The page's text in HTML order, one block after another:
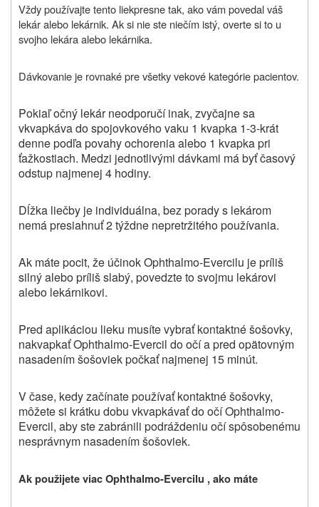
Vždypoužívajtetento liekpresne tak, ako vám povedal váš
lekáralebo lekárnik. Ak si nie ste niečím istý, overte si to u
svojho lekára alebo lekárnika.
Dávkovanie je rovnaké pre všetky vekové kategórie pacientov.
Pokiaľ očný lekár neodporučí inak, zvyčajne sa
vkvapkáva do spojovkového vaku 1 kvapka 1-3-krát
denne podľa povahy ochorenia alebo 1 kvapka pri
ťažkostiach. Medzi jednotlivými dávkami má byť časový
odstup najmenej 4 hodiny.
Dĺžka liečby je individuálna, bez porady s lekárom
nemá presiahnuť 2 týždne nepretržitého používania.
Ak máte pocit, že účinok Ophthalmo-Evercilu je príliš
silný alebo príliš slabý, povedzte to svojmu lekárovi
alebo lekárnikovi.
Pred aplikáciou lieku musíte vybrať kontaktné šošovky,
nakvapkať Ophthalmo-Evercil do očí a pred opätovným
nasadením šošoviek počkať najmenej 15 minút.
V čase, kedy začínate používať kontaktné šošovky,
môžete si krátku dobu vkvapkávať do očí Ophthalmo-
Evercil, aby ste zabránili podráždeniu očí spôsobenému
nesprávnym nasadením šošoviek.
Ak použijete viacOphthalmo-Evercilu , ako máte